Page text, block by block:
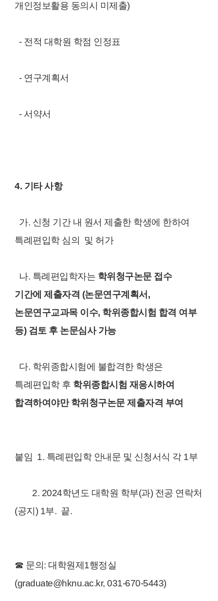
개인정보활용 동의시 미제출)
- 전적 대학원 학점 인정표
- 연구계획서
- 서약서
4. 기타 사항
가. 신청 기간 내 원서 제출한 학생에 한하여
특례편입학 심의 및 허가
나. 특례편입학자는 학위청구논문 접수
기간에 제출자격 (논문연구계획서,
논문연구교과목 이수, 학위종합시험 합격 여부
등) 검토 후 논문심사 가능
다. 학위종합시험에 불합격한 학생은
특례편입학 후 학위종합시험 재응시하여
합격하여야만 학위청구논문 제출자격 부여
붙임 1. 특례편입학 안내문 및 신청서식 각 1부
2. 2024학년도 대학원 학부(과) 전공 연락처
(공지) 1부. 끝.
☎ 문의: 대학원제1행정실
(graduate@hknu.ac.kr, 031-670-5443)